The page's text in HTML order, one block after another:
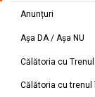
Anunțuri
Așa DA / Așa NU
Călătoria cu
Călătoria cu trenul